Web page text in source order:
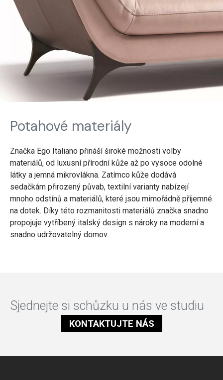
Potahové materiály
Značka Ego Italiano přináší široké možnosti volby
materiálů, od luxusní přírodní kůže až po vysoce odolné
látky a jemná mikrovlákna. Zatímco kůže dodává
sedačkám přirozený půvab, textilní varianty nabízejí
mnoho odstínů a materiálů, které jsou mimořádně příjemné
na dotek. Díky této rozmanitosti materiálů značka snadno
propojuje vytříbený italský design s nároky na moderní a
snadno udržovatelný domov.
Sjednejte si schůzku u nás ve studiu
KONTAKTUJTE NÁS